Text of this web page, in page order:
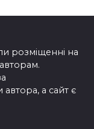
розміщенні на
автора, а сайт є